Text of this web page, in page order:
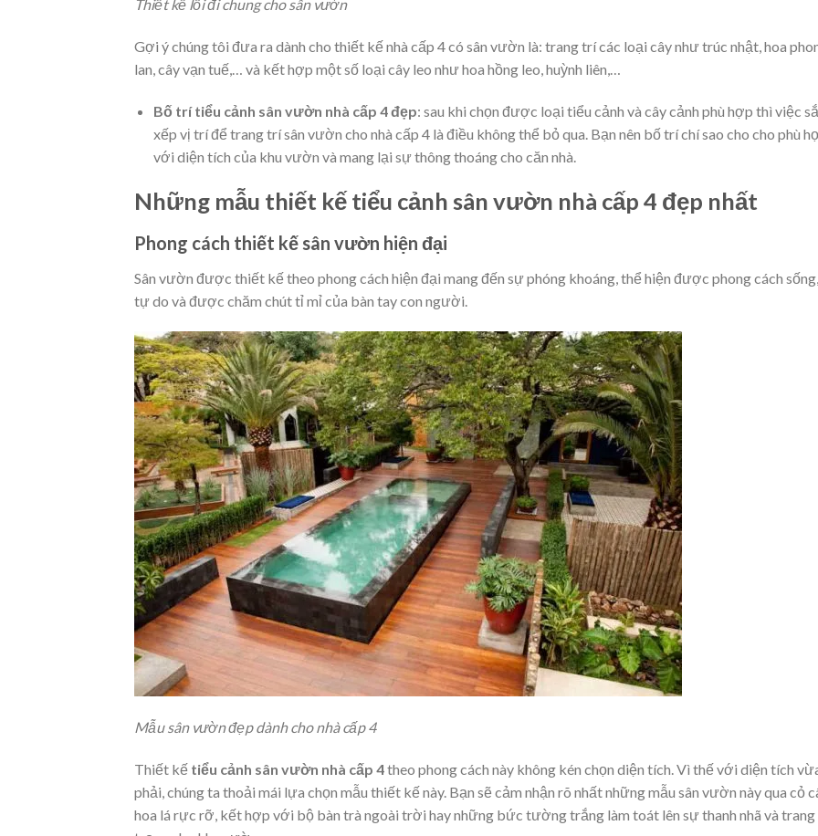
Thiết kế lối đi chung cho sân vườn
Gợi ý chúng tôi đưa ra dành cho thiết kế nhà cấp 4 có sân vườn là: trang trí các loại cây như trúc nhật, hoa
lan, cây vạn tuế,… và kết hợp một số loại cây leo như hoa hồng leo, huỳnh liên,…
Bố trí tiểu cảnh sân vườn nhà cấp 4 đẹp: sau khi chọn được loại tiểu cảnh và cây cảnh phù hợp thì việc
xếp vị trí để trang trí sân vườn cho nhà cấp 4 là điều không thể bỏ qua. Bạn nên bố trí chí sao cho cho phù
với diện tích của khu vườn và mang lại sự thông thoáng cho căn nhà.
Những mẫu thiết kế tiểu cảnh sân vườn nhà cấp 4 đẹp nhất
Phong cách thiết kế sân vườn hiện đại
Sân vườn được thiết kế theo phong cách hiện đại mang đến sự phóng khoáng, thể hiện được phong cách
tự do và được chăm chút tỉ mỉ của bàn tay con người.
Mẫu sân vườn đẹp dành cho nhà cấp 4
Thiết kế tiểu cảnh sân vườn nhà cấp 4theo phong cách này không kén chọn diện tích. Vì thế với diện tích
phải, chúng ta thoải mái lựa chọn mẫu thiết kế này. Bạn sẽ cảm nhận rõ nhất những mẫu sân vườn này qua cỏ
hoa lá rực rỡ, kết hợp với bộ bàn trà ngoài trời hay những bức tường trắng làm toát lên sự thanh nhã và trang